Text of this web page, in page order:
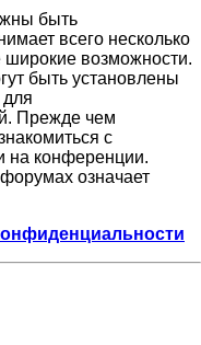
быть
всего несколько
широкие возможности.
быть установлены
Прежде чем
с
на конференции.
означает